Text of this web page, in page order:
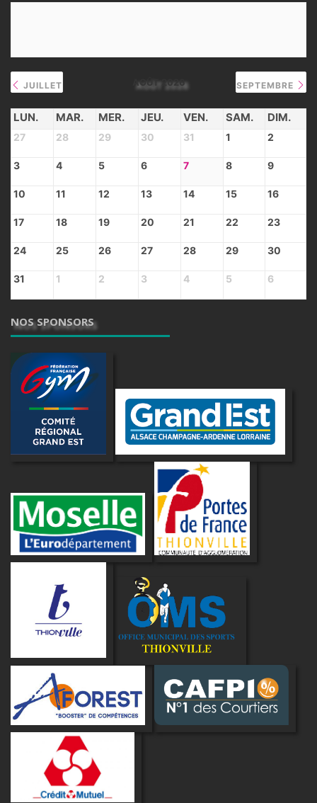
JUILLET AOÛT 2026 SEPTEMBRE
LUN. MAR. MER. JEU. VEN. SAM. DIM.
27 28 29 30 31 1 2
3 4 5 6 7 8 9
10 11 12 13 14 15 16
17 18 19 20 21 22 23
24 25 26 27 28 29 30
31 1 2 3 4 5 6
NOS SPONSORS